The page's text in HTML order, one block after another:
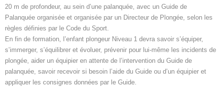
20 m de profondeur, au sein d’une palanquée, avec un Guide de
Palanquée organisée et organisée par un Directeur de Plongée, selon les
règles définies par le Code du Sport.
En fin de formation, l’enfant plongeur Niveau 1 devra savoir s’équiper,
s’immerger, s’équilibrer et évoluer, prévenir pour lui-même les incidents de
plongée, aider un équipier en attente de l’intervention du Guide de
palanquée, savoir recevoir si besoin l’aide du Guide ou d’un équipier et
appliquer les consignes données par le Guide.